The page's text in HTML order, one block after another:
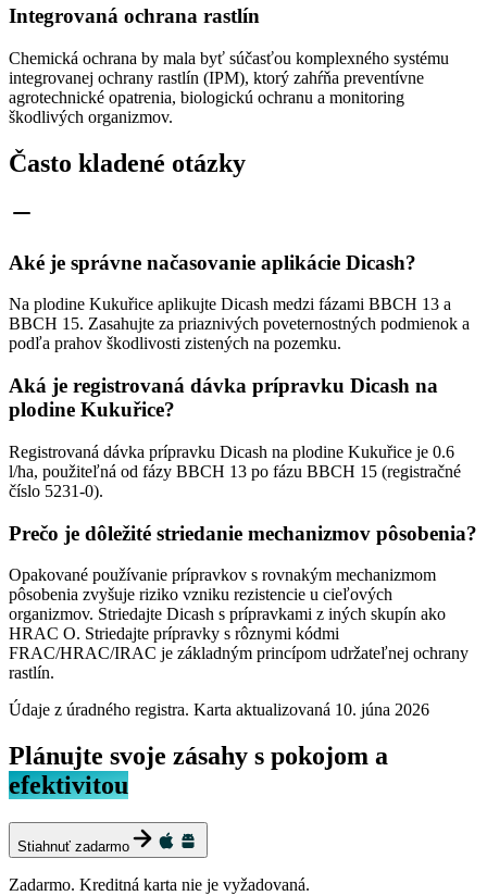
Integrovaná ochrana rastlín
Chemická ochrana by mala byť súčasťou komplexného systému
integrovanej ochrany rastlín (IPM), ktorý zahŕňa preventívne
agrotechnické opatrenia, biologickú ochranu a monitoring
škodlivých organizmov.
Často kladené otázky
Aké je správne načasovanie aplikácie Dicash?
Na plodine Kukuřice aplikujte Dicash medzi fázami BBCH 13 a
BBCH 15. Zasahujte za priaznivých poveternostných podmienok a
podľa prahov škodlivosti zistených na pozemku.
Aká je registrovaná dávka prípravku Dicash na
plodine Kukuřice?
Registrovaná dávka prípravku Dicash na plodine Kukuřice je 0.6
l/ha, použiteľná od fázy BBCH 13 po fázu BBCH 15 (registračné
číslo 5231-0).
Prečo je dôležité striedanie mechanizmov pôsobenia?
Opakované používanie prípravkov s rovnakým mechanizmom
pôsobenia zvyšuje riziko vzniku rezistencie u cieľových
organizmov. Striedajte Dicash s prípravkami z iných skupín ako
HRAC O. Striedajte prípravky s rôznymi kódmi
FRAC/HRAC/IRAC je základným princípom udržateľnej ochrany
rastlín.
Údaje z úradného registra. Karta aktualizovaná 10. júna 2026
Plánujte svoje zásahy s pokojom a
efektivitou
Stiahnuť zadarmo
Zadarmo. Kreditná karta nie je vyžadovaná.